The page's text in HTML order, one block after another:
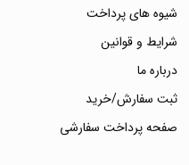
شیوه های پرداخت
شرایط و قوانین
درباره ما
ثبت سفارش/خرید
صفحه پرداخت سفارشی